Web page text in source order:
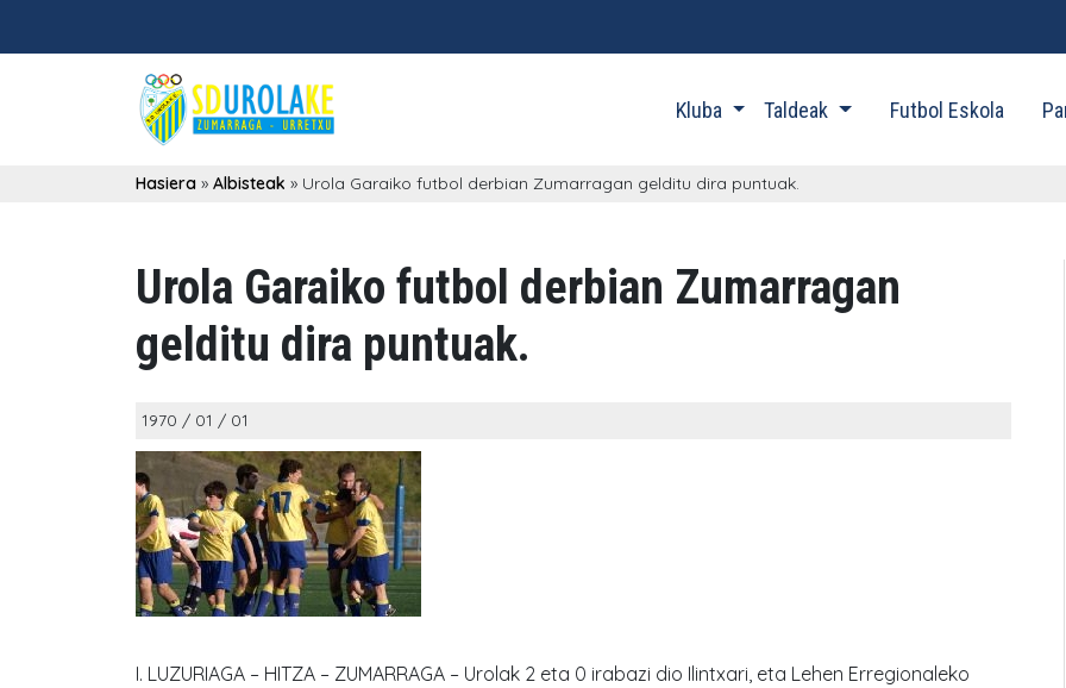
Kluba Taldeak Futbol Eskola
Hasiera » Albisteak » Urola Garaiko futbol derbian Zumarragan gelditu dira puntuak.
Urola Garaiko futbol derbian Zumarragan
gelditu dira puntuak.
1970 / 01 / 01
I. LUZURIAGA – HITZA – ZUMARRAGA – Urolak 2 eta 0 irabazi dio Ilintxari, eta Lehen Erregionaleko